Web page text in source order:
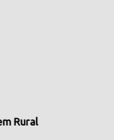
Rural